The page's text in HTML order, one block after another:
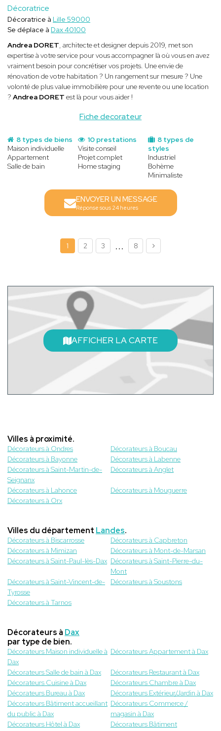
Décoratrice
Fiche decorateur
Décoratrice à Lille 59000
Se déplace à Dax 40100
Andrea DORET, architecte et designer depuis 2019, met son
expertise à votre service pour vous accompagner là où vous en avez
vraiment besoin pour concrétiser vos projets. Une envie de
rénovation de votre habitation ? Un rangement sur mesure ? Une
volonté de plus value immobilière pour une revente ou une location
? Andrea DORET est là pour vous aider !
8 types de biens
Maison individuelle
Appartement
Salle de bain
8 types de
styles
Industriel
Bohème
Minimaliste
10 prestations
Visite conseil
Projet complet
Home staging
ENVOYER UN MESSAGE
Réponse sous 24 heures
1 2 3 ... 8
AFFICHER LA CARTE
Villes à proximité.
Décorateurs à Ondres
Décorateurs à Boucau
Décorateurs à Bayonne
Décorateurs à Labenne
Décorateurs à Saint-Martin-de-
Seignanx
Décorateurs à Anglet
Décorateurs à Lahonce
Décorateurs à Mouguerre
Décorateurs à Orx
Villes du département Landes.
Décorateurs à Biscarrosse
Décorateurs à Capbreton
Décorateurs à Mimizan
Décorateurs à Mont-de-Marsan
Décorateurs à Saint-Paul-lès-Dax Décorateurs à Saint-Pierre-du-
Mont
Décorateurs à Saint-Vincent-de-
Tyrosse
Décorateurs à Soustons
Décorateurs à Tarnos
Décorateurs à Dax
par type de bien.
Décorateurs Maison individuelle à
Dax
Décorateurs Appartement à Dax
Décorateurs Salle de bain à Dax
Décorateurs Restaurant à Dax
Décorateurs Cuisine à Dax
Décorateurs Chambre à Dax
Décorateurs Bureau à Dax
Décorateurs Extérieur/Jardin à Dax
Décorateurs Bâtiment accueillant
du public à Dax
Décorateurs Commerce /
magasin à Dax
Décorateurs Hôtel à Dax
Décorateurs Bâtiment